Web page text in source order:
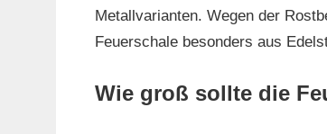
Metallvarianten. Wegen der
Feuerschale besonders aus
Wie groß sollte die